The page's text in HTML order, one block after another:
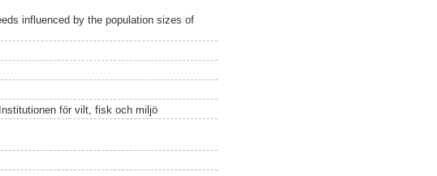
influenced by the population sizes of
för vilt, fisk och miljö